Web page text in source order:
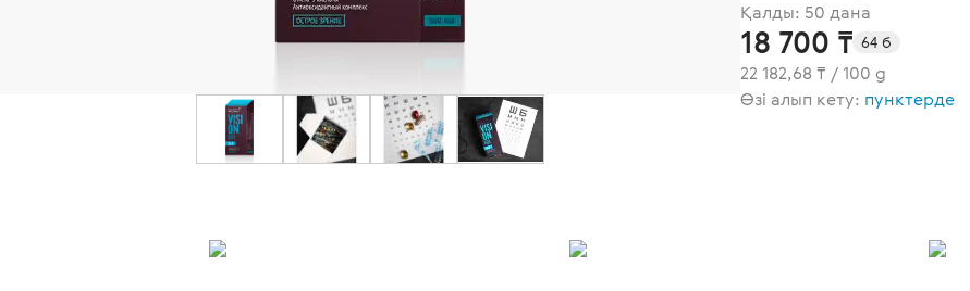
Қалды: 50 дана
18 700 ₸ 64 б
22 182,68 ₸ / 100 g
Өзі алып кету: пунктерде